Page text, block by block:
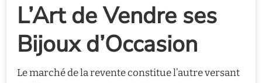
L’Art de Vendre ses
Bijoux d’Occasion
Le marché de la revente constitue l’autre versant